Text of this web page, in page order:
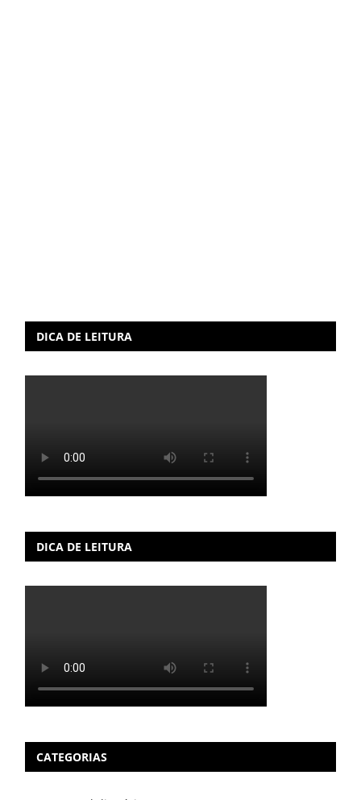
DICA DE LEITURA
DICA DE LEITURA
CATEGORIAS